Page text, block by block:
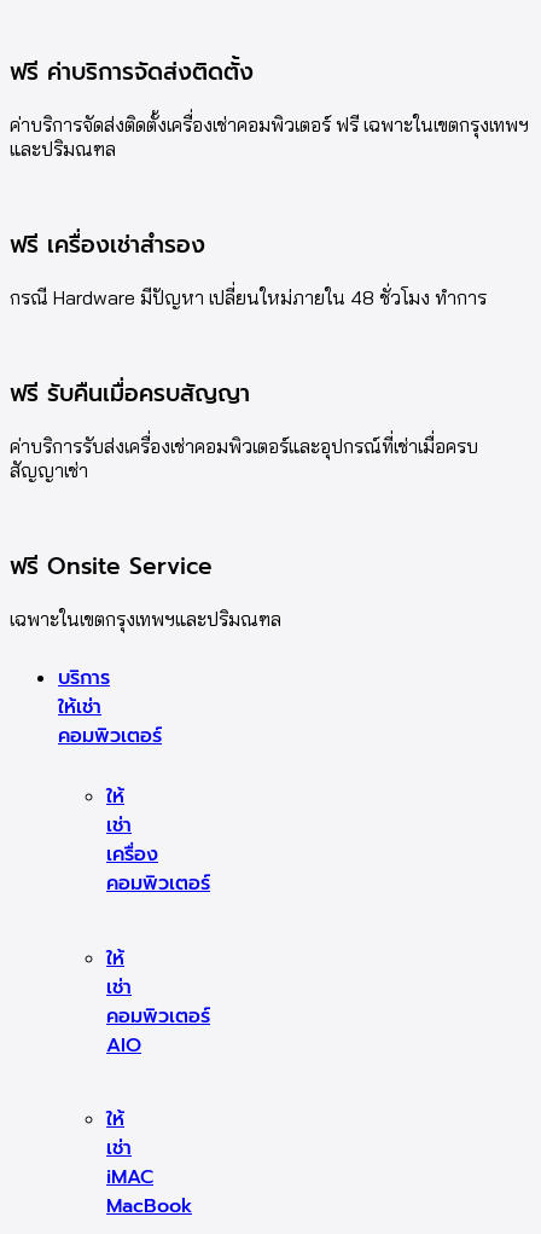
ฟรี ค่าบริการจัดส่งติดตั้ง
ค่าบริการจัดส่งติดตั้งเครื่องเช่าคอมพิวเตอร์ ฟรี เฉพาะในเขตกรุงเทพฯ
และปริมณฑล
ฟรี เครื่องเช่าสำรอง
กรณี Hardware มีปัญหา เปลี่ยนใหม่ภายใน 48 ชั่วโมง ทำการ
ฟรี รับคืนเมื่อครบสัญญา
ค่าบริการรับส่งเครื่องเช่าคอมพิวเตอร์และอุปกรณ์ที่เช่าเมื่อครบ
สัญญาเช่า
ฟรี Onsite Service
เฉพาะในเขตกรุงเทพฯและปริมณฑล
บริการ
ให้เช่า
คอมพิวเตอร์
ให้
เช่า
เครื่อง
คอมพิวเตอร์
ให้
เช่า
คอมพิวเตอร์
AIO
ให้
เช่า
iMAC
MacBook